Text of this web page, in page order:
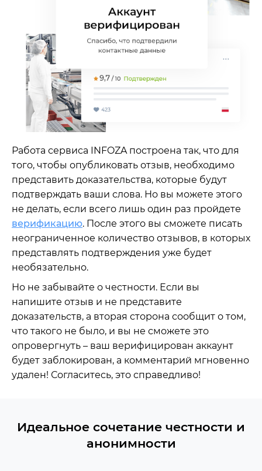
Работа сервиса INFOZA построена так, что для
того, чтобы опубликовать отзыв, необходимо
представить доказательства, которые будут
подтверждать ваши слова. Но вы можете этого
не делать, если всего лишь один раз пройдете
верификацию. После этого вы сможете писать
неограниченное количество отзывов, в которых
представлять подтверждения уже будет
необязательно.
Но не забывайте о честности. Если вы
напишите отзыв и не представите
доказательств, а вторая сторона сообщит о том,
что такого не было, и вы не сможете это
опровергнуть – ваш верифицирован аккаунт
будет заблокирован, а комментарий мгновенно
удален! Согласитесь, это справедливо!
Идеальное сочетание честности и
анонимности